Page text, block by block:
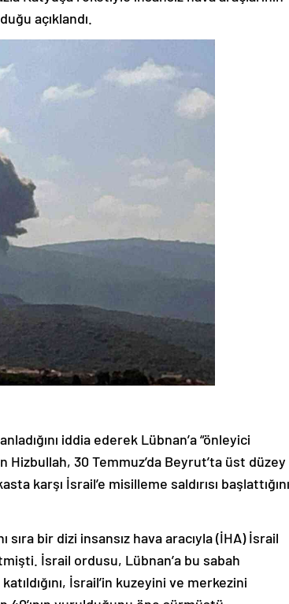
açıklandı.
Hizbullah, 30 Temmuz’da Beyrut’ta üst düzey
karşı İsrail’e misilleme saldırısı başlattığını
İsrail ordusu, Lübnan’a bu sabah
İsrail’in kuzeyini ve merkezini
40’ının vurulduğunu öne sürmüştü.